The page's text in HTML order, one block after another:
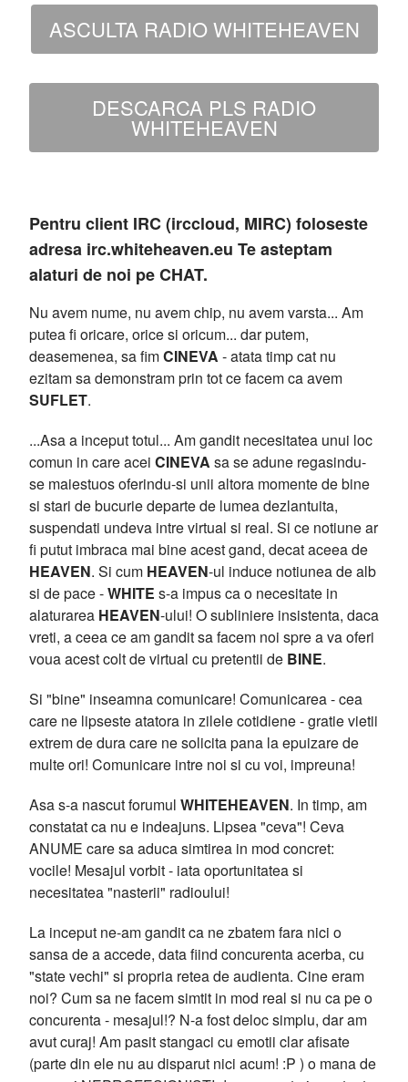
ASCULTA RADIO WHITEHEAVEN
DESCARCA PLS RADIO
WHITEHEAVEN
Pentru client IRC (irccloud, MIRC) foloseste
adresa irc.whiteheaven.eu Te asteptam
alaturi de noi pe CHAT.
Nu avem nume, nu avem chip, nu avem varsta... Am
putea fi oricare, orice si oricum... dar putem,
deasemenea, sa fimCINEVA - atata timp cat nu
ezitam sa demonstram prin tot ce facem ca avem
SUFLET.
...Asa a inceput totul... Am gandit necesitatea unui loc
comun in care acei CINEVA sa se adune regasindu-
se maiestuos oferindu-si unii altora momente de bine
si stari de bucurie departe de lumea dezlantuita,
suspendati undeva intre virtual si real. Si ce notiune ar
fi putut imbraca mai bine acest gand, decat aceea de
HEAVEN. Si cum HEAVEN-ul induce notiunea de alb
si de pace -WHITE s-a impus ca o necesitate in
alaturarea HEAVEN-ului! O subliniere insistenta, daca
vreti, a ceea ce am gandit sa facem noi spre a va oferi
voua acest colt de virtual cu pretentii de BINE.
Si "bine" inseamna comunicare! Comunicarea - cea
care ne lipseste atatora in zilele cotidiene - gratie vietii
extrem de dura care ne solicita pana la epuizare de
multe ori! Comunicare intre noi si cu voi, impreuna!
Asa s-a nascut forumul WHITEHEAVEN. In timp, am
constatat ca nu e indeajuns. Lipsea "ceva"! Ceva
ANUME care sa aduca simtirea in mod concret:
vocile! Mesajul vorbit - iata oportunitatea si
necesitatea "nasterii" radioului!
La inceput ne-am gandit ca ne zbatem fara nici o
sansa de a accede, data fiind concurenta acerba, cu
"state vechi" si propria retea de audienta. Cine eram
noi? Cum sa ne facem simtit in mod real si nu ca pe o
concurenta - mesajul!? N-a fost deloc simplu, dar am
avut curaj! Am pasit stangaci cu emotii clar afisate
(parte din ele nu au disparut nici acum! :P ) o mana de